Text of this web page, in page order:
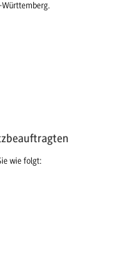
Württemberg.
wie folgt: